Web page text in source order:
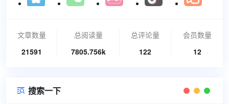
文章数量
21591
总阅读量
7805.756k
总评论量
122
会员数量
12
 搜索一下